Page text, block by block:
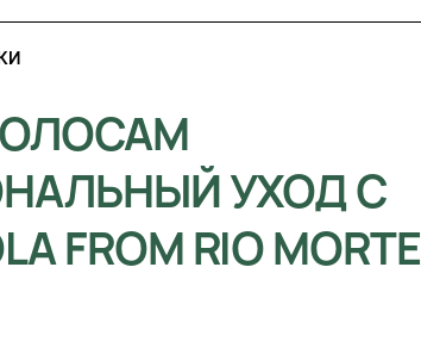
УХОД С
FROM RIO MORTE